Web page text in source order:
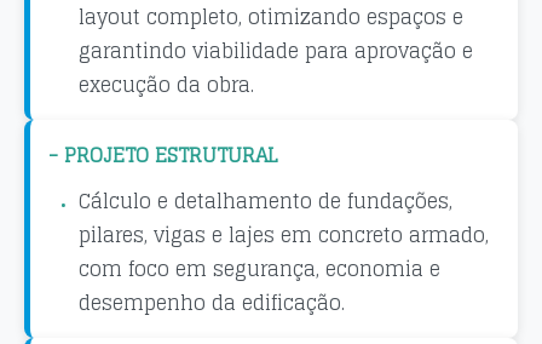
layout completo, otimizando espaços e
garantindo viabilidade para aprovação e
execução da obra.
- PROJETO ESTRUTURAL
Cálculo e detalhamento de fundações,
pilares, vigas e lajes em concreto armado,
com foco em segurança, economia e
desempenho da edificação.